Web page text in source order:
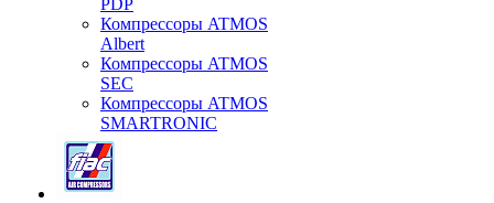
PDP
Компрессоры ATMOS
Albert
Компрессоры ATMOS
SEC
Компрессоры ATMOS
SMARTRONIC